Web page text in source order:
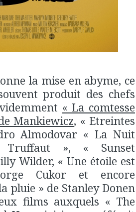
la mise en abyme, ce
produit des chefs
« La comtesse
Mankiewicz, « Etreintes
Almodovar « La Nuit
Truffaut », « Sunset
Wilder, « Une étoile est
Cukor et encore
pluie » de Stanley Donen
films auxquels « The